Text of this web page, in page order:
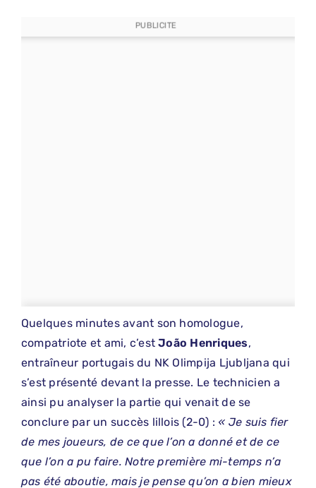
PUBLICITE
Quelques minutes avant son homologue,
compatriote et ami, c’estJoão Henriques,
entraîneur portugais du NK Olimpija Ljubljana qui
s’est présenté devant la presse. Le technicien a
ainsi pu analyser la partie qui venait de se
conclure par un succès lillois (2-0) : « Je suis fier
de mes joueurs, de ce que l’on a donné et de ce
que l’on a pu faire. Notre première mi-temps n’a
pas été aboutie, mais je pense qu’on a bien mieux